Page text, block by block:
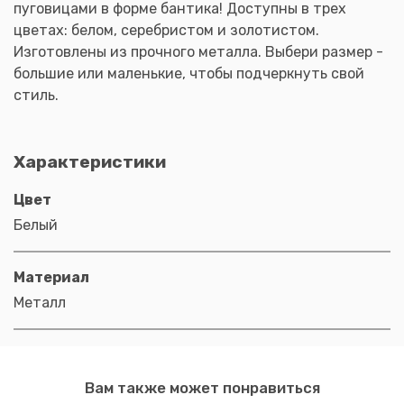
пуговицами в форме бантика! Доступны в трех
цветах: белом, серебристом и золотистом.
Изготовлены из прочного металла. Выбери размер -
большие или маленькие, чтобы подчеркнуть свой
стиль.
Характеристики
Цвет
Белый
Материал
Металл
Вам также может понравиться